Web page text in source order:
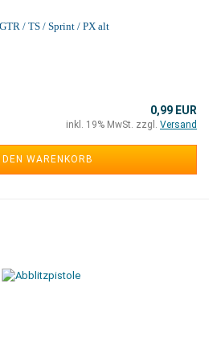
/ TS / Sprint / PX alt
0,99 EUR
inkl. 19% MwSt. zzgl. Versand
DEN WARENKORB